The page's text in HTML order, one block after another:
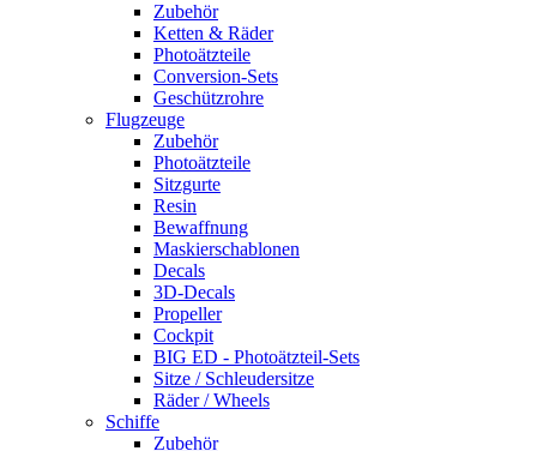
Zubehör
Ketten & Räder
Photoätzteile
Conversion-Sets
Geschützrohre
Flugzeuge
Zubehör
Photoätzteile
Sitzgurte
Resin
Bewaffnung
Maskierschablonen
Decals
3D-Decals
Propeller
Cockpit
BIG ED - Photoätzteil-Sets
Sitze / Schleudersitze
Räder / Wheels
Schiffe
Zubehör